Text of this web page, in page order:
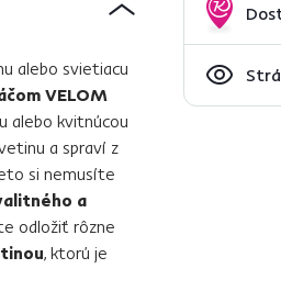
alebo svietiacu
VELOM
alebo kvitnúcou
a spraví z
si nemusíte
a
odložiť rôzne
, ktorú je